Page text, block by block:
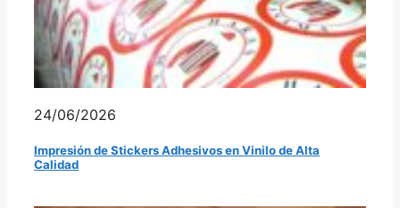
24/06/2026
Impresión de Stickers Adhesivos en Vinilo de Alta
Calidad